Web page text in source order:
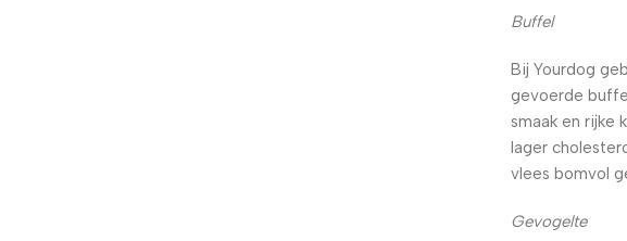
Buffel
Bij Yourdog
gevoerde
smaak en rijke
lager
vlees bomvol
Gevogelte